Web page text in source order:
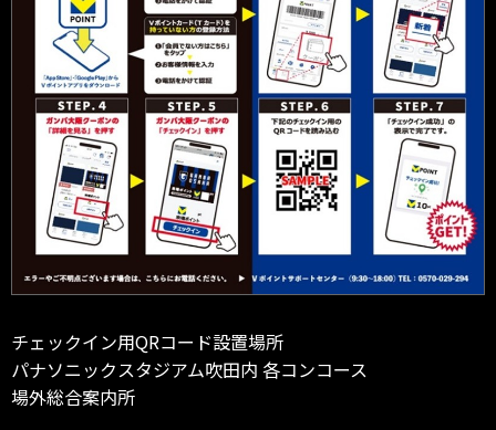
チェックイン用QRコード設置場所
パナソニックスタジアム吹田内 各コンコース
場外総合案内所